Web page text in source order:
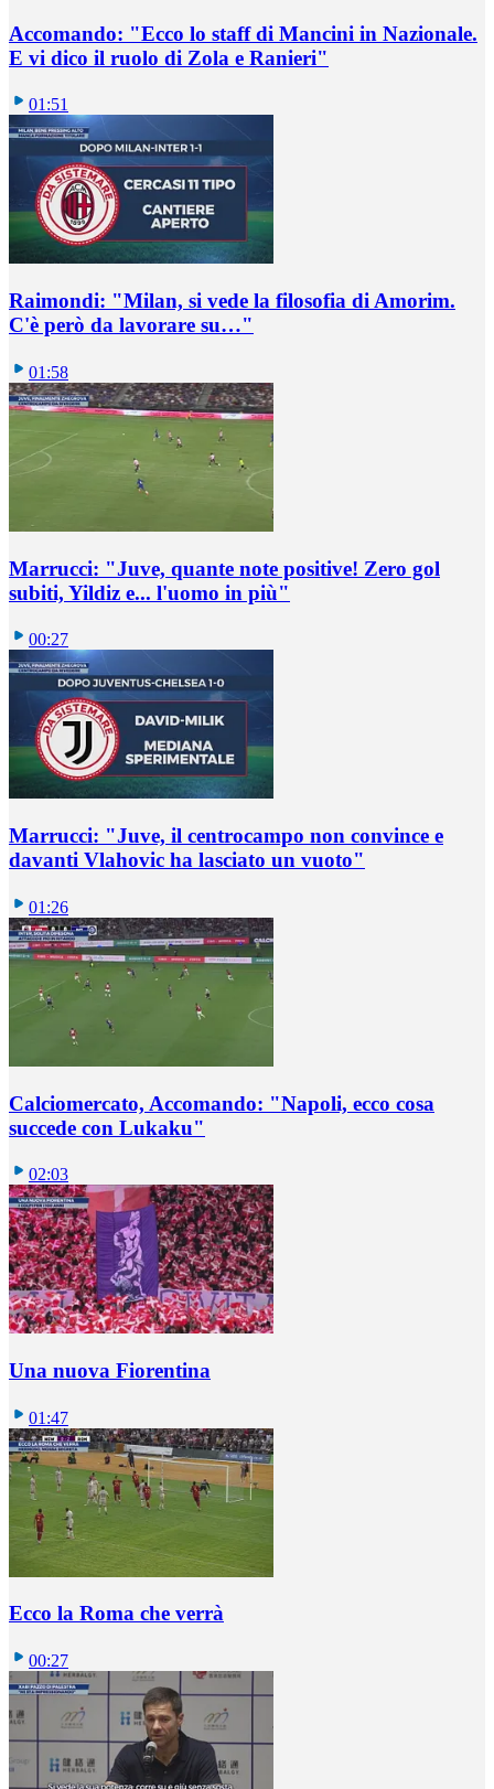
Accomando: "Ecco lo staff di Mancini in Nazionale.
E vi dico il ruolo di Zola e Ranieri"
01:51
Raimondi: "Milan, si vede la filosofia di Amorim.
C'è però da lavorare su…"
01:58
Marrucci: "Juve, quante note positive! Zero gol
subiti, Yildiz e... l'uomo in più"
00:27
Marrucci: "Juve, il centrocampo non convince e
davanti Vlahovic ha lasciato un vuoto"
01:26
Calciomercato, Accomando: "Napoli, ecco cosa
succede con Lukaku"
02:03
Una nuova Fiorentina
01:47
Ecco la Roma che verrà
00:27